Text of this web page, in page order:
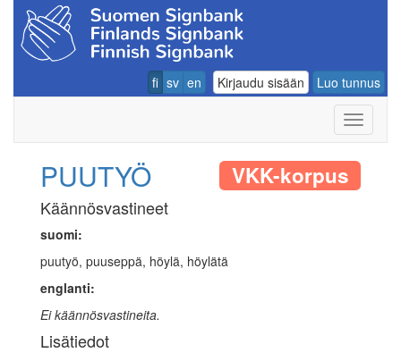
fi sv en Kirjaudu sisään Luo tunnus
PUUTYÖ VKK-korpus
Käännösvastineet
suomi:
puutyö, puuseppä, höylä, höylätä
englanti:
Ei käännösvastineita.
Lisätiedot